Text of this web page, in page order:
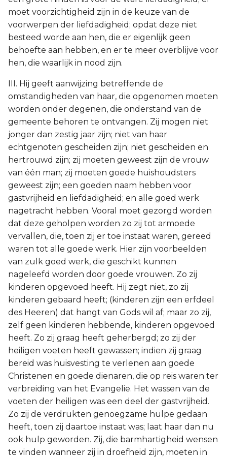
moet voorzichtigheid zijn in de keuze van de
voorwerpen der liefdadigheid; opdat deze niet
besteed worde aan hen, die er eigenlijk geen
behoefte aan hebben, en er te meer overblijve voor
hen, die waarlijk in nood zijn.
III. Hij geeft aanwijzing betreffende de
omstandigheden van haar, die opgenomen moeten
worden onder degenen, die onderstand van de
gemeente behoren te ontvangen. Zij mogen niet
jonger dan zestig jaar zijn; niet van haar
echtgenoten gescheiden zijn; niet gescheiden en
hertrouwd zijn; zij moeten geweest zijn de vrouw
van één man; zij moeten goede huishoudsters
geweest zijn; een goeden naam hebben voor
gastvrijheid en liefdadigheid; en alle goed werk
nagetracht hebben. Vooral moet gezorgd worden
dat deze geholpen worden zo zij tot armoede
vervallen, die, toen zij er toe instaat waren, gereed
waren tot alle goede werk. Hier zijn voorbeelden
van zulk goed werk, die geschikt kunnen
nageleefd worden door goede vrouwen. Zo zij
kinderen opgevoed heeft. Hij zegt niet, zo zij
kinderen gebaard heeft; (kinderen zijn een erfdeel
des Heeren) dat hangt van Gods wil af; maar zo zij,
zelf geen kinderen hebbende, kinderen opgevoed
heeft. Zo zij graag heeft geherbergd; zo zij der
heiligen voeten heeft gewassen; indien zij graag
bereid was huisvesting te verlenen aan goede
Christenen en goede dienaren, die op reis waren ter
verbreiding van het Evangelie. Het wassen van de
voeten der heiligen was een deel der gastvrijheid.
Zo zij de verdrukten genoegzame hulpe gedaan
heeft, toen zij daartoe instaat was; laat haar dan nu
ook hulp geworden. Zij, die barmhartigheid wensen
te vinden wanneer zij in droefheid zijn, moeten in